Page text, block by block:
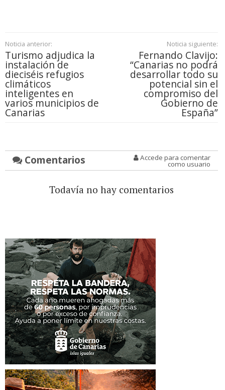
Noticia anterior:
Turismo adjudica la
instalación de
dieciséis refugios
climáticos
inteligentes en
varios municipios de
Canarias
Noticia siguiente:
Fernando Clavijo:
“Canarias no podrá
desarrollar todo su
potencial sin el
compromiso del
Gobierno de
España”
Comentarios Accede para comentar
como usuario
Todavía no hay comentarios